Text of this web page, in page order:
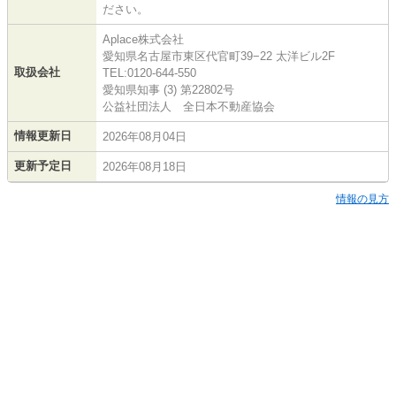
ださい。
取扱会社
Aplace株式会社
愛知県名古屋市東区代官町39−22 太洋ビル2F
TEL:0120-644-550
愛知県知事 (3) 第22802号
公益社団法人 全日本不動産協会
情報更新日 2026年08月04日
更新予定日 2026年08月18日
情報の見方